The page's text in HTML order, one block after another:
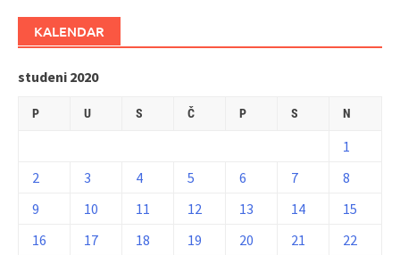
KALENDAR
studeni 2020
P U S Č P S N
1
2
3 4 5 6 7
8
9
10 11 12 13 14
15
16
17 18 19 20 21
22